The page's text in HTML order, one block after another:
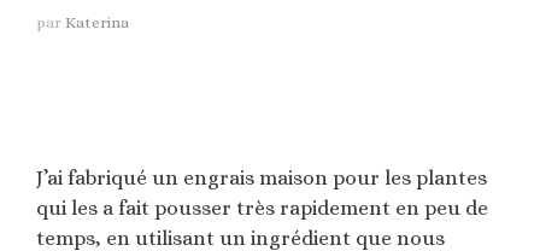
par Katerina
J’ai fabriqué un engrais maison pour les plantes
qui les a fait pousser très rapidement en peu de
temps, en utilisant un ingrédient que nous